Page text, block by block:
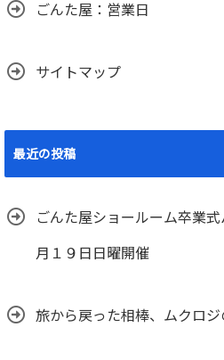
ごんた屋：営業日
サイトマップ
最近の投稿
ごんた屋ショールーム卒業
月１９日日曜開催
旅から戻った相棒、ムクロジ